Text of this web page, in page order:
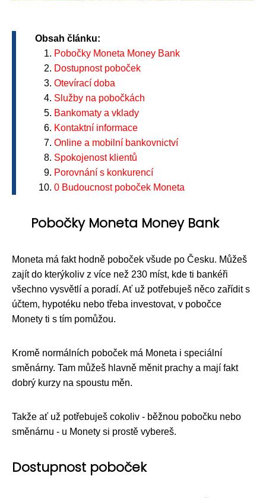
Obsah článku:
Pobočky Moneta Money Bank
Dostupnost poboček
Otevírací doba
Služby na pobočkách
Bankomaty a vklady
Kontaktní informace
Online a mobilní bankovnictví
Spokojenost klientů
Porovnání s konkurencí
0 Budoucnost poboček Moneta
Pobočky Moneta Money Bank
Moneta má fakt hodně poboček všude po Česku. Můžeš
zajít do kterýkoliv z více než 230 míst, kde ti bankéři
všechno vysvětlí a poradí. Ať už potřebuješ něco zařídit s
účtem, hypotéku nebo třeba investovat, v pobočce
Monety ti s tím pomůžou.
Kromě normálních poboček má Moneta i speciální
směnárny. Tam můžeš hlavně měnit prachy a mají fakt
dobrý kurzy na spoustu měn.
Takže ať už potřebuješ cokoliv - běžnou pobočku nebo
směnárnu - u Monety si prostě vybereš.
Dostupnost poboček